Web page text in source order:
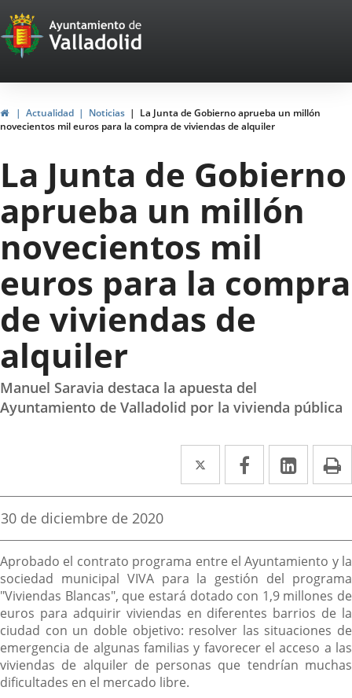
Portal
Web
del
Ayuntamiento
de
Valladolid
InicioActualidad Noticias
La Junta de Gobierno aprueba un millón
novecientos mil euros para la compra de viviendas de alquiler
La Junta de Gobierno
aprueba un millón
novecientos mil
euros para la compra
de viviendas de
alquiler
Manuel Saravia destaca la apuesta del
Ayuntamiento de Valladolid por la vivienda pública
Twitter
Enlace
a
aplicación
externa.
Facebook
Enlace
a
aplicación
externa.
Enlace
a
Fecha
la
noticia
30 de diciembre de 2020
Descripción
Aprobado el contrato programa entre el Ayuntamiento y la
sociedad municipal VIVA para la gestión del programa
"Viviendas Blancas", que estará dotado con 1,9 millones de
euros para adquirir viviendas en diferentes barrios de la
ciudad con un doble objetivo: resolver las situaciones de
emergencia de algunas familias y favorecer el acceso a las
viviendas de alquiler de personas que tendrían muchas
dificultades en el mercado libre.